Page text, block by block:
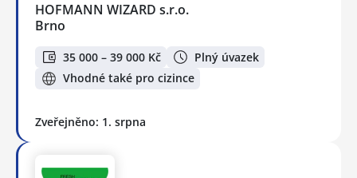
HOFMANN WIZARD s.r.o.
Brno
35 000 – 39 000 Kč
Plný úvazek
Vhodné také pro cizince
Zveřejněno: 1. srpna